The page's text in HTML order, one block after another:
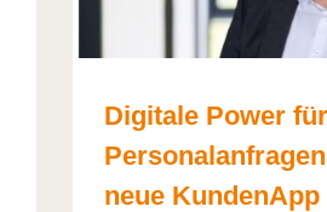
Digitale Power
neue KundenApp